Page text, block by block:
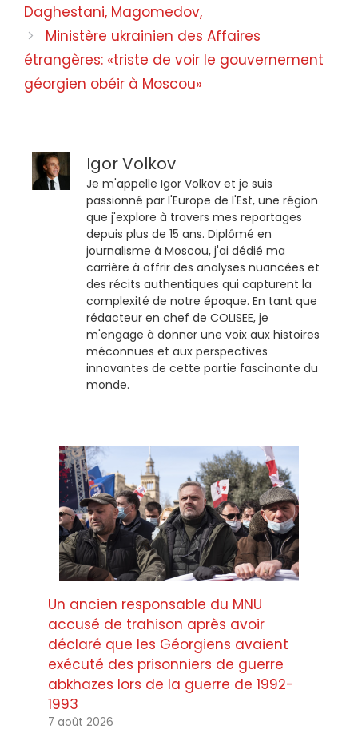
Daghestani, Magomedov,
Ministère ukrainien des Affaires
étrangères: «triste de voir le gouvernement
géorgien obéir à Moscou»
Igor Volkov
Je m'appelle Igor Volkov et je suis
passionné par l'Europe de l'Est, une région
que j'explore à travers mes reportages
depuis plus de 15 ans. Diplômé en
journalisme à Moscou, j'ai dédié ma
carrière à offrir des analyses nuancées et
des récits authentiques qui capturent la
complexité de notre époque. En tant que
rédacteur en chef de COLISEE, je
m'engage à donner une voix aux histoires
méconnues et aux perspectives
innovantes de cette partie fascinante du
monde.
Un ancien responsable du MNU
accusé de trahison après avoir
déclaré que les Géorgiens avaient
exécuté des prisonniers de guerre
abkhazes lors de la guerre de 1992-
1993
7 août 2026